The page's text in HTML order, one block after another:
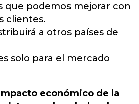
que podemos mejorar con
clientes.
a otros países de
solo para el mercado
económico de la